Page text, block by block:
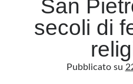
San
secoli di
Pubblicato su